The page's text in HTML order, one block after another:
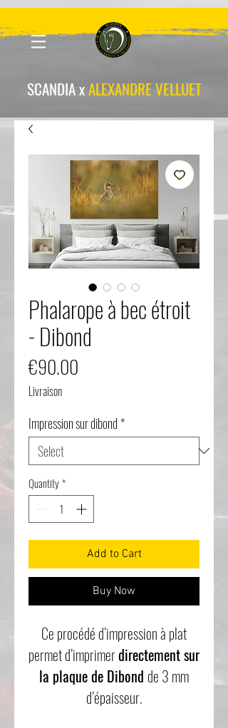
SCANDIA xALEXANDRE VELLUET
Phalarope à bec étroit
- Dibond
€90.00
Livraison
Impression sur dibond*
Quantity*
Add to Cart
Buy Now
Ce procédé d’impression à plat
permet d’imprimerdirectement sur
la plaque de Dibond de 3 mm
d’épaisseur.